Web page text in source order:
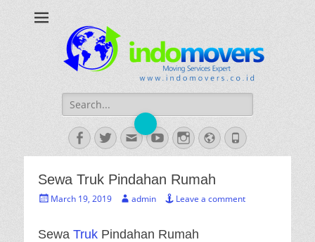
Jasa Pindahan Profesional
Search
for:
Facebook
TwitterEmailYouTubeInstagram
WebsitePhone
Sewa Truk Pindahan Rumah
PostedMarch 19, 2019 Author
admin Leave a comment
Sewa Truk Pindahan Rumah